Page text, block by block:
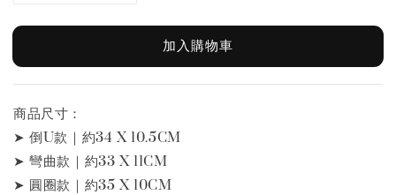
加入購物車
商品尺寸：
➤ 倒U款｜約34 X 10.5CM
➤ 彎曲款｜約33 X 11CM
➤ 圓圈款｜約35 X 10CM